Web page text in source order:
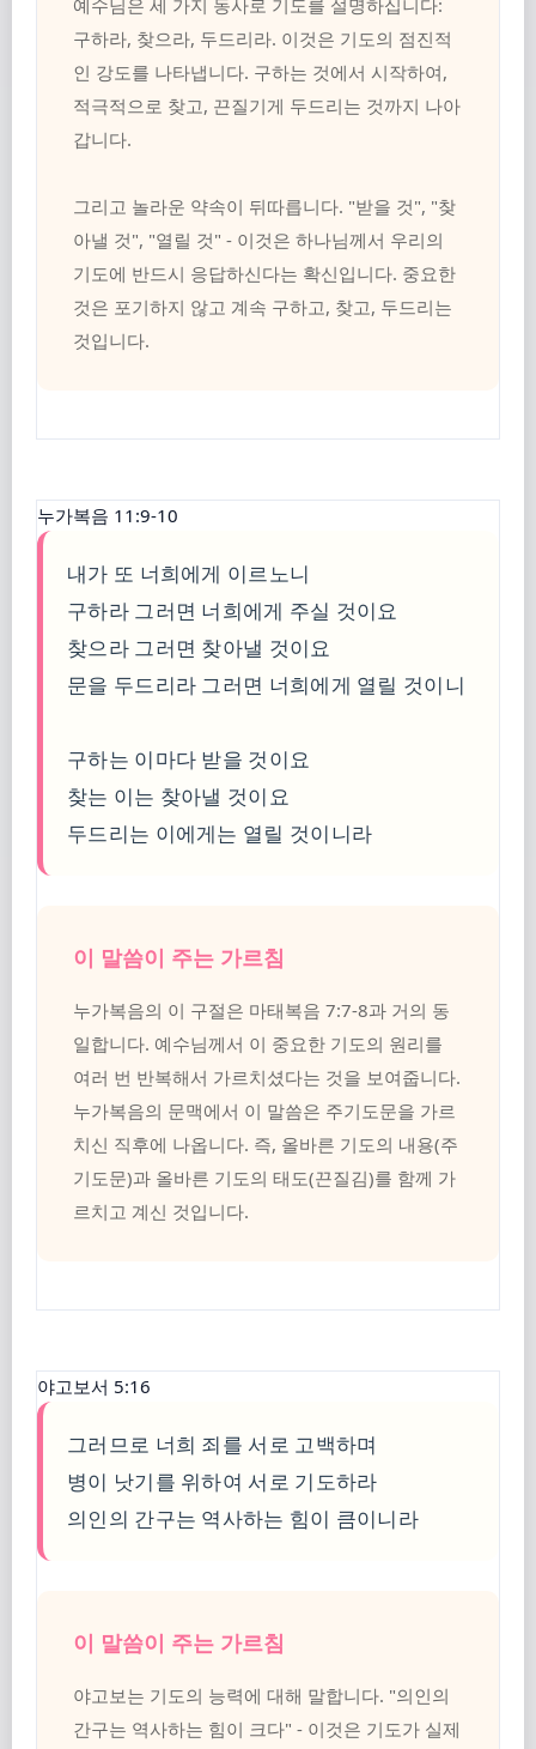
예수님은 세 가지 동사로 기도를 설명하십니다:
구하라, 찾으라, 두드리라. 이것은 기도의 점진적
인 강도를 나타냅니다. 구하는 것에서 시작하여,
적극적으로 찾고, 끈질기게 두드리는 것까지 나아
갑니다.
그리고 놀라운 약속이 뒤따릅니다. "받을 것", "찾
아낼 것", "열릴 것" - 이것은 하나님께서 우리의
기도에 반드시 응답하신다는 확신입니다. 중요한
것은 포기하지 않고 계속 구하고, 찾고, 두드리는
것입니다.
누가복음 11:9-10
내가 또 너희에게 이르노니
구하라 그러면 너희에게 주실 것이요
찾으라 그러면 찾아낼 것이요
문을 두드리라 그러면 너희에게 열릴 것이니
구하는 이마다 받을 것이요
찾는 이는 찾아낼 것이요
두드리는 이에게는 열릴 것이니라
이 말씀이 주는 가르침
누가복음의 이 구절은 마태복음 7:7-8과 거의 동
일합니다. 예수님께서 이 중요한 기도의 원리를
여러 번 반복해서 가르치셨다는 것을 보여줍니다.
누가복음의 문맥에서 이 말씀은 주기도문을 가르
치신 직후에 나옵니다. 즉, 올바른 기도의 내용(주
기도문)과 올바른 기도의 태도(끈질김)를 함께 가
르치고 계신 것입니다.
야고보서 5:16
그러므로 너희 죄를 서로 고백하며
병이 낫기를 위하여 서로 기도하라
의인의 간구는 역사하는 힘이 큼이니라
이 말씀이 주는 가르침
야고보는 기도의 능력에 대해 말합니다. "의인의
간구는 역사하는 힘이 크다" - 이것은 기도가 실제